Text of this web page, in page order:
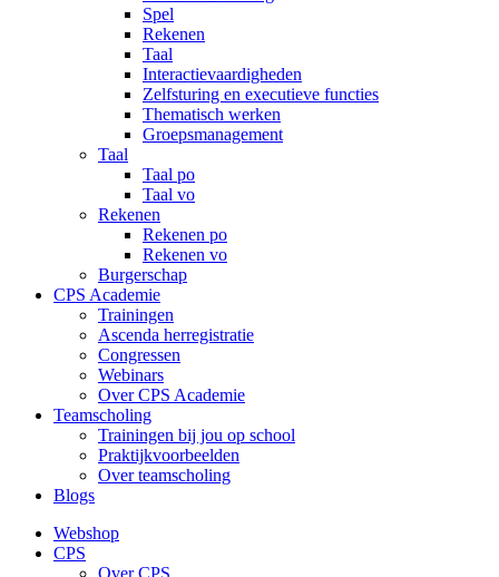
Spel
Rekenen
Taal
Interactievaardigheden
Zelfsturing en executieve functies
Thematisch werken
Groepsmanagement
Taal
Taal po
Taal vo
Rekenen
Rekenen po
Rekenen vo
Burgerschap
CPS Academie
Trainingen
Ascenda herregistratie
Congressen
Webinars
Over CPS Academie
Teamscholing
Trainingen bij jou op school
Praktijkvoorbeelden
Over teamscholing
Blogs
Webshop
CPS
Over CPS